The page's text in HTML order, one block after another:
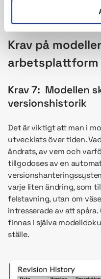
strukturen i en
Krav på
arbetsplattform
Krav 7: Modellen
versionshistorik
Det är viktigt att man i
utvecklats över tiden.
ändrats, av vem och
tillgodoses av en
varje liten ändring, som
felstavning, utan om
intresserade av att
finnas i själva
ställe.